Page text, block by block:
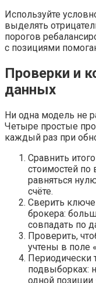
Используйте
выделять
порогов
с позициями
Проверки и
данных
Ни одна модель не
Четыре простые
каждый раз при
Сравнить
стоимостей
равняться
счёте.
Сверить
брокера:
совпадать по
Проверить,
учтены в поле
Периодически
подвыборках:
одной